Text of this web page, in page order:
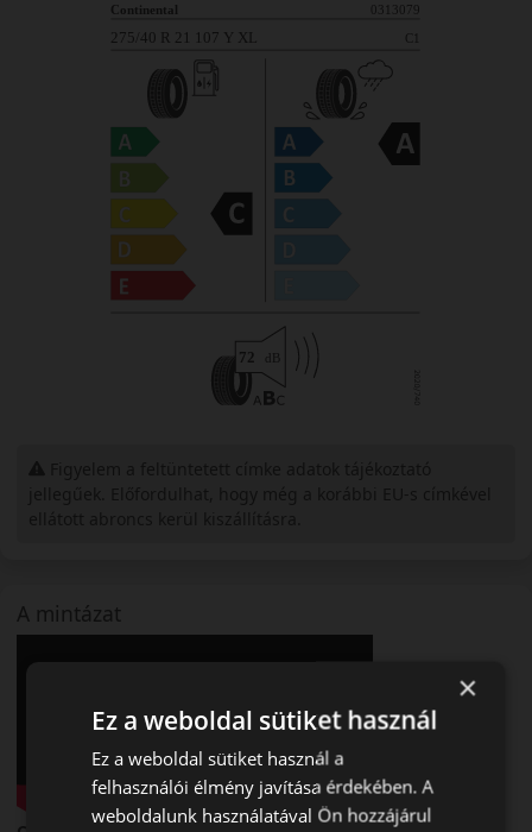
A mintázat
×
Ez a weboldal sütiket használ
Ez a weboldal sütiket használ a
felhasználói élmény javítása érdekében. A
weboldalunk használatával Ön hozzájárul